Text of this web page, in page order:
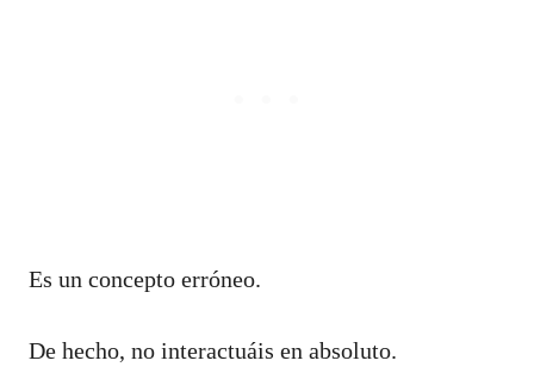
Es un concepto erróneo.
De hecho, no interactuáis en absoluto.